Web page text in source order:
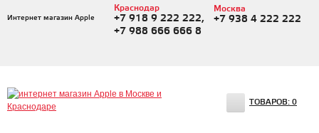
Интернет магазин Apple
Краснодар
+7 918 9 222 222,
+7 988 666 666 8
Москва
+7 938 4 222 222
ТОВАРОВ: 0